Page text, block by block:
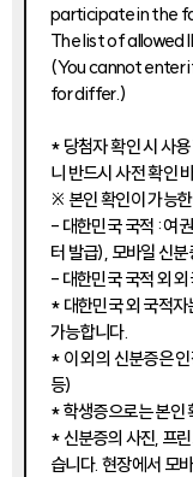
participate in the
The list of allowed
(You cannot enter
for differ.)
* 당첨자 확인 시 사
니 반드시 사전 확인
※ 본인 확인이 가능
- 대한민국 국적 : 여
터 발급), 모바일 신
- 대한민국 국적 외
* 대한민국 외 국적자
가능합니다.
* 이 외의 신분증은
등)
* 학생증으로는 본인
* 신분증의 사진, 프
습니다. 현장에서 모